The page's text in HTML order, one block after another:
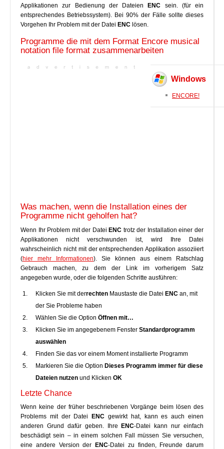
Applikationen zur Bedienung der Dateien
ENC sein. (für ein
entsprechendes Betriebssystem). Bei 90% der Fälle sollte dieses
Vorgehen Ihr Problem mit der Datei ENC lösen.
Programme die mit dem Format Encore musical
notation file format zusammenarbeiten
Windows
ENCORE!
Was machen, wenn die Installation eines der
Programme nicht geholfen hat?
Wenn Ihr Problem mit der Datei ENC trotz der Installation einer der
Applikationen nicht verschwunden ist, wird Ihre Datei
wahrscheinlich nicht mit der entsprechenden Applikation assoziiert
(hier mehr Informationen). Sie können aus einem Ratschlag
Gebrauch machen, zu dem der Link im vorherigem Satz
angegeben wurde, oder die folgenden Schritte ausführen:
Klicken Sie mit derrechten Maustaste die Datei ENC an, mit
der Sie Probleme haben
Wählen Sie die Option Öffnen mit…
Klicken Sie im angegebenem Fenster Standardprogramm
auswählen
Finden Sie das vor einem Moment installierte Programm
Markieren Sie die Option Dieses Programm immer für diese
Dateien nutzen und Klicken OK
Letzte Chance
Wenn keine der früher beschriebenen Vorgänge beim lösen des
Problems mit der Datei
ENC gewirkt hat, kann es auch einen
anderen Grund dafür geben. Ihre
ENC-Datei kann nur einfach
beschädigt sein – in einem solchen Fall müssen Sie versuchen,
eine andere Version der
ENC-Datei zu finden, Freunde darum